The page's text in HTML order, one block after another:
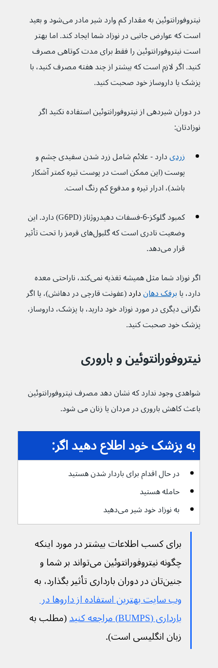
نیتروفورانتوئین به مقدار کم وارد شیر مادر می‌شود و بعید
است که عوارض جانبی در نوزاد شما ایجاد کند. اما بهتر
است نیتروفورانتوئین را فقط برای مدت کوتاهی مصرف
کنید. اگر لازم است که بیشتر از چند هفته مصرف کنید، با
پزشک یا داروساز خود صحبت کنید.
در دوران شیردهی از نیتروفورانتوئین استفاده نکنید اگر
نوزادتان:
زردی دارد - علائم شامل زرد شدن سفیدی چشم و
پوست (این ممکن است در پوست تیره کمتر آشکار
باشد)، ادرار تیره و مدفوع کم رنگ است.
کمبود گلوکز-6-فسفات دهیدروژناز (G6PD) دارد. این
وضعیت نادری است که گلبول‌های قرمز را تحت تأثیر
قرار می‌دهد.
اگر نوزاد شما مثل همیشه تغذیه نمی‌کند، ناراحتی معده
دارد، یا برفک دهان دارد(عفونت قارچی در دهانش)، یا اگر
نگرانی دیگری در مورد نوزاد خود دارید، با پزشک، داروساز،
پزشک خود صحبت کنید.
نیتروفورانتوئین و باروری
شواهدی وجود ندارد که نشان دهد مصرف نیتروفورانتوئین
باعث کاهش باروری در مردان یا زنان می شود.
به پزشک خود اطلاع دهید اگر:
در حال اقدام برای باردار شدن هستید
حامله هستید
به نوزاد خود شیر می‌دهید
برای کسب اطلاعات بیشتر در مورد اینکه
چگونه نیتروفورانتوئین می‌تواند بر شما و
جنین‌تان در دوران بارداری تأثیر بگذارد، به
وب سایت بهترین استفاده از داروها در
بارداری (BUMPS) مراجعه کنید
(مطلب به
زبان انگلیسی است).